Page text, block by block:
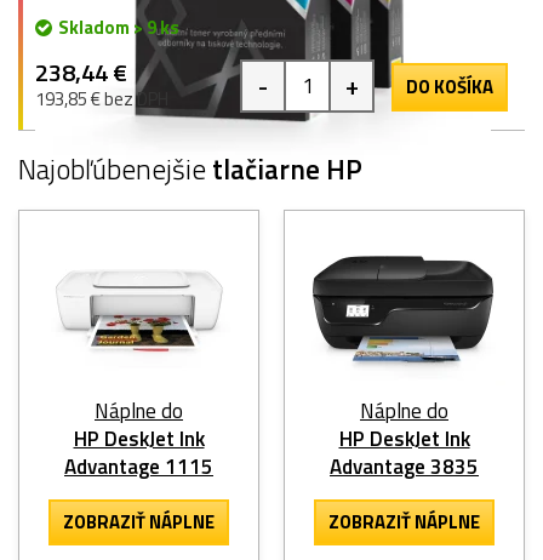
Skladom > 9 ks
238,44 €
193,85 € bez DPH - + DO KOŠÍKA
Najobľúbenejšietlačiarne HP
Náplne do
HP DeskJet Ink
Advantage 1115
ZOBRAZIŤ NÁPLNE
Náplne do
HP DeskJet Ink
Advantage 3835
ZOBRAZIŤ NÁPLNE